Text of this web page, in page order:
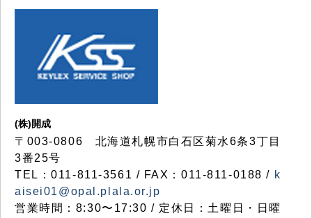
(株)開成
〒003-0806 北海道札幌市白石区菊水6条3丁目
3番25号
TEL：011-811-3561 / FAX：011-811-0188 / k
aisei01@opal.plala.or.jp
営業時間：8:30〜17:30 / 定休日：土曜日・日曜